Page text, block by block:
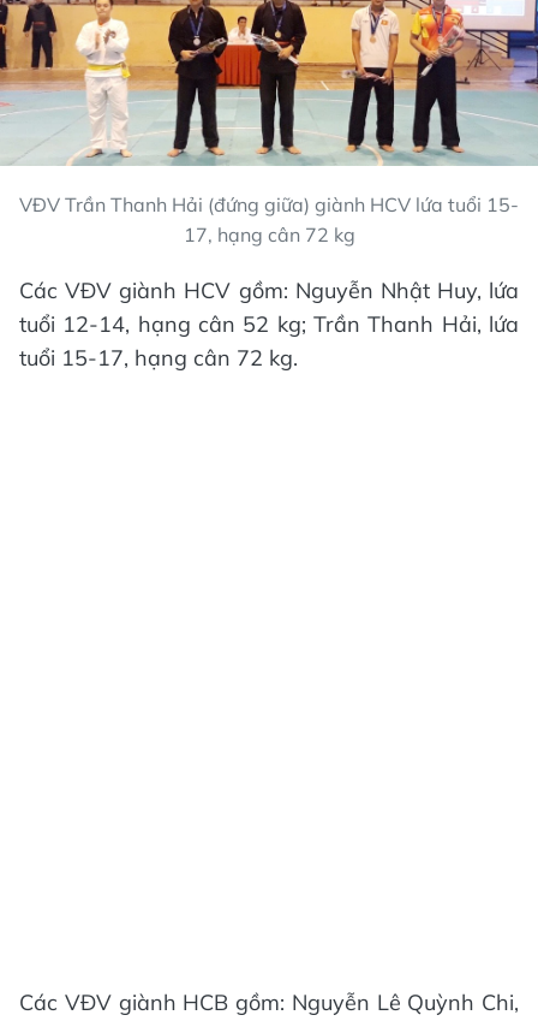
VĐV Trần Thanh Hải (đứng giữa) giành HCV lứa tuổi 15-
17, hạng cân 72 kg
Các VĐV giành HCV gồm: Nguyễn Nhật Huy, lứa
tuổi 12-14, hạng cân 52 kg; Trần Thanh Hải, lứa
tuổi 15-17, hạng cân 72 kg.
Các VĐV giành HCB gồm: Nguyễn Lê Quỳnh Chi,